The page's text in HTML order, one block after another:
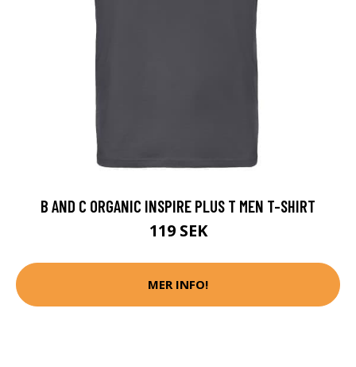
B AND C ORGANIC INSPIRE PLUS T MEN T-SHIRT
119 SEK
MER INFO!